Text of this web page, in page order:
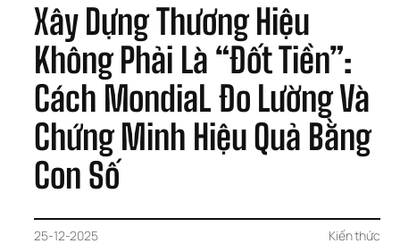
Xây Dựng Thương Hiệu
Không Phải Là “Đốt Tiền”:
Cách MondiaL Đo Lường Và
Chứng Minh Hiệu Quả Bằng
Con Số
25-12-2025 Kiến thức